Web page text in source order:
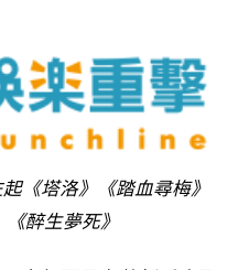
《塔洛》《踏血尋梅》
《醉生夢死》